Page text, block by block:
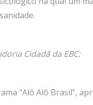
Cidadã da EBC:
“Alô Alô Brasil”,